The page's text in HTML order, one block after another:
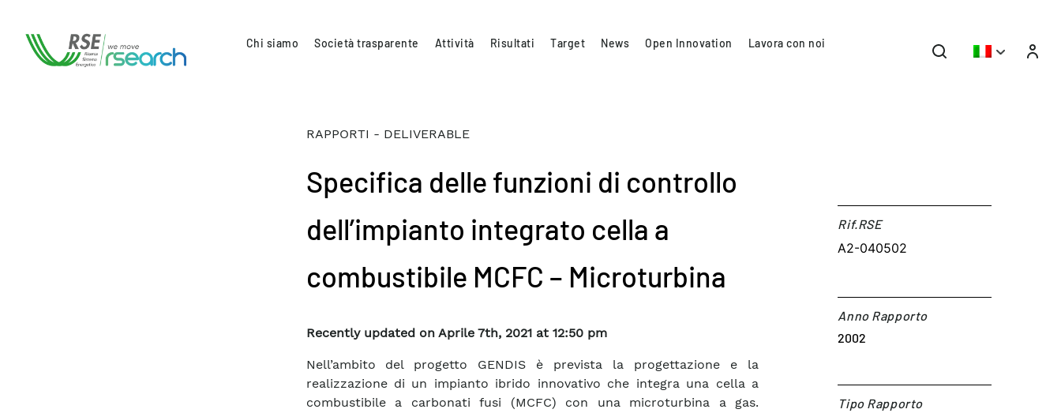
Chi siamo Società trasparente Attività Risultati Target News Open Innovation Lavora con noi
RAPPORTI - DELIVERABLE
Specifica delle funzioni di controllo
dell’impianto integrato cella a
combustibile MCFC – Microturbina
Recently updated on Aprile 7th, 2021 at 12:50 pm
Nell’ambito del progetto GENDIS è prevista la progettazione e la
realizzazione di un impianto ibrido innovativo che integra una cella a
combustibile a carbonati fusi (MCFC) con una microturbina a gas.
Rif.RSE​
A2-040502
Anno Rapporto
2002
Tipo Rapporto